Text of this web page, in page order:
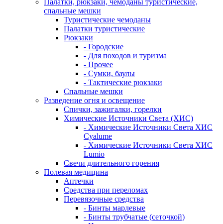
Палатки, рюкзаки, чемоданы туристические,
спальные мешки
Туристические чемоданы
Палатки туристические
Рюкзаки
- Городские
- Для походов и туризма
- Прочее
- Сумки, баулы
- Тактические рюкзаки
Спальные мешки
Разведение огня и освещение
Спички, зажигалки, горелки
Химические Источники Света (ХИС)
- Химические Источники Света ХИС
Cyalume
- Химические Источники Света ХИС
Lumio
Свечи длительного горения
Полевая медицина
Аптечки
Средства при переломах
Перевязочные средства
- Бинты марлевые
- Бинты трубчатые (сеточкой)